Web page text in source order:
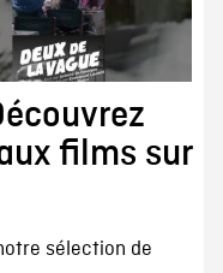
films sur
sélection de